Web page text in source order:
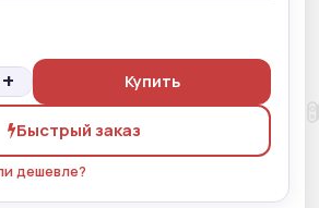
+ Купить
Быстрый заказ
дешевле?